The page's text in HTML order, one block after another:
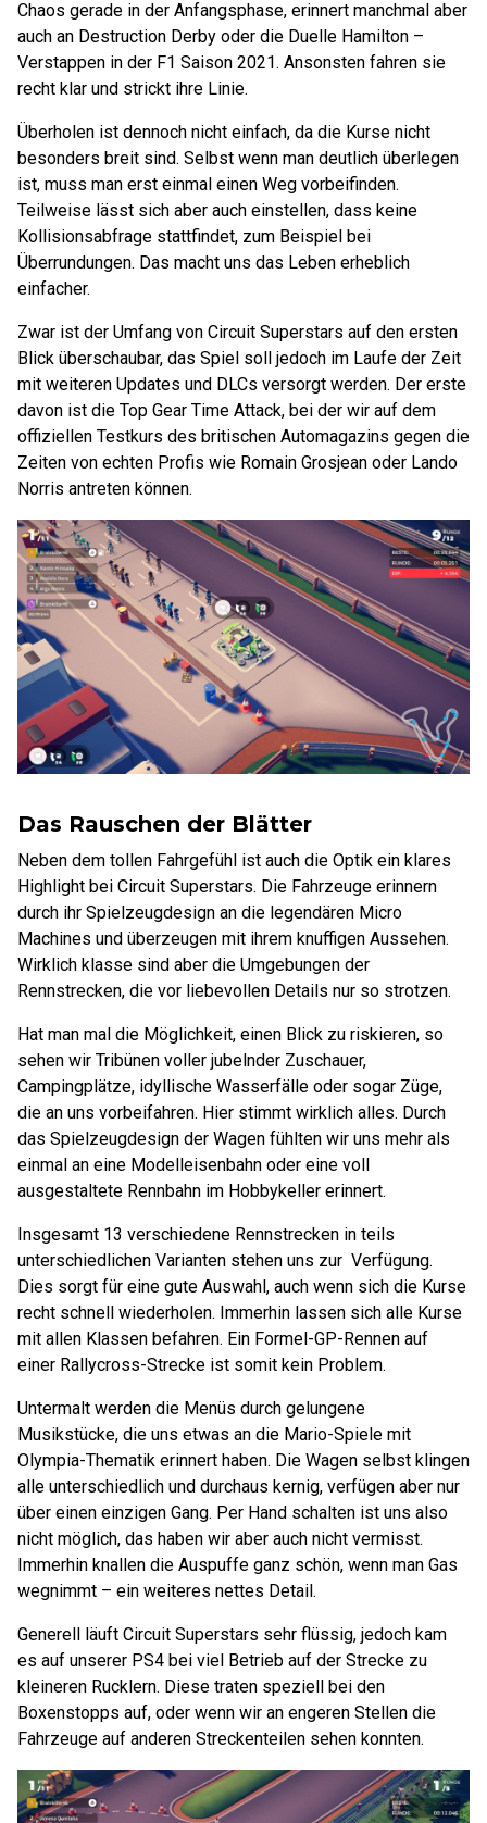
Chaos gerade in der Anfangsphase, erinnert manchmal aber
auch an Destruction Derby oder die Duelle Hamilton –
Verstappen in der F1 Saison 2021. Ansonsten fahren sie
recht klar und strickt ihre Linie.
Überholen ist dennoch nicht einfach, da die Kurse nicht
besonders breit sind. Selbst wenn man deutlich überlegen
ist, muss man erst einmal einen Weg vorbeifinden.
Teilweise lässt sich aber auch einstellen, dass keine
Kollisionsabfrage stattfindet, zum Beispiel bei
Überrundungen. Das macht uns das Leben erheblich
einfacher.
Zwar ist der Umfang von Circuit Superstars auf den ersten
Blick überschaubar, das Spiel soll jedoch im Laufe der Zeit
mit weiteren Updates und DLCs versorgt werden. Der erste
davon ist die Top Gear Time Attack, bei der wir auf dem
offiziellen Testkurs des britischen Automagazins gegen die
Zeiten von echten Profis wie Romain Grosjean oder Lando
Norris antreten können.
Das Rauschen der Blätter
Neben dem tollen Fahrgefühl ist auch die Optik ein klares
Highlight bei Circuit Superstars. Die Fahrzeuge erinnern
durch ihr Spielzeugdesign an die legendären Micro
Machines und überzeugen mit ihrem knuffigen Aussehen.
Wirklich klasse sind aber die Umgebungen der
Rennstrecken, die vor liebevollen Details nur so strotzen.
Hat man mal die Möglichkeit, einen Blick zu riskieren, so
sehen wir Tribünen voller jubelnder Zuschauer,
Campingplätze, idyllische Wasserfälle oder sogar Züge,
die an uns vorbeifahren. Hier stimmt wirklich alles. Durch
das Spielzeugdesign der Wagen fühlten wir uns mehr als
einmal an eine Modelleisenbahn oder eine voll
ausgestaltete Rennbahn im Hobbykeller erinnert.
Insgesamt 13 verschiedene Rennstrecken in teils
unterschiedlichen Varianten stehen uns zur Verfügung.
Dies sorgt für eine gute Auswahl, auch wenn sich die Kurse
recht schnell wiederholen. Immerhin lassen sich alle Kurse
mit allen Klassen befahren. Ein Formel-GP-Rennen auf
einer Rallycross-Strecke ist somit kein Problem.
Untermalt werden die Menüs durch gelungene
Musikstücke, die uns etwas an die Mario-Spiele mit
Olympia-Thematik erinnert haben. Die Wagen selbst klingen
alle unterschiedlich und durchaus kernig, verfügen aber nur
über einen einzigen Gang. Per Hand schalten ist uns also
nicht möglich, das haben wir aber auch nicht vermisst.
Immerhin knallen die Auspuffe ganz schön, wenn man Gas
wegnimmt – ein weiteres nettes Detail.
Generell läuft Circuit Superstars sehr flüssig, jedoch kam
es auf unserer PS4 bei viel Betrieb auf der Strecke zu
kleineren Rucklern. Diese traten speziell bei den
Boxenstopps auf, oder wenn wir an engeren Stellen die
Fahrzeuge auf anderen Streckenteilen sehen konnten.